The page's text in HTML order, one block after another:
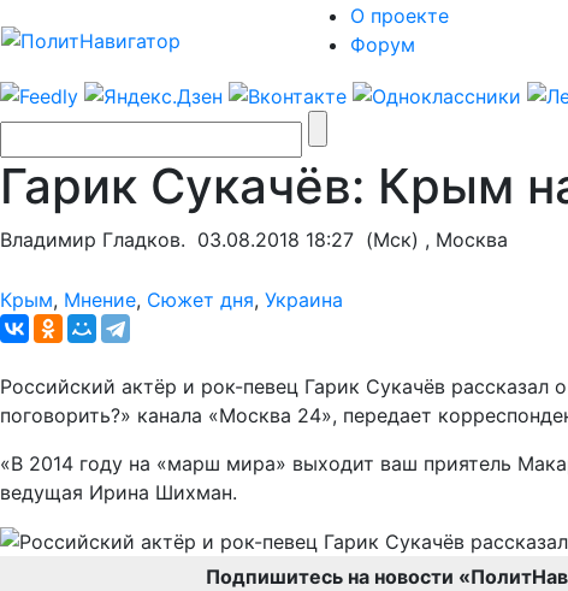
О проекте
Форум
Гарик Сукачёв: Крым
Владимир Гладков. 03.08.2018 18:27 (Мск) , Москва
Крым, Мнение, Сюжет дня, Украина
Российский актёр и рок-певец Гарик Сукачёв
поговорить?» канала «Москва 24», передает
«В 2014 году на «марш мира» выходит ваш приятель
ведущая Ирина Шихман.
Подпишитесь на новости